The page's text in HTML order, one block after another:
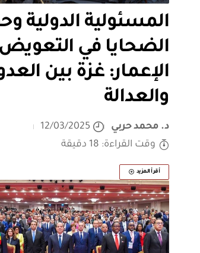
المسئولية الدولية
الضحايا في التعويض
الإعمار: غزة بين
والعدالة
د. محمد حربي
12/03/2025
وقت القراءة: 18 دقيقة
أقرأ المزيد